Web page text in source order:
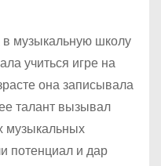
музыкальную школу
учиться игре на
она записывала
талант вызывал
музыкальных
потенциал и дар